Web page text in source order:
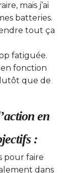
mais j’ai
batteries.
tout ça
fatiguée.
fonction
que de
en
:
pour faire
dans